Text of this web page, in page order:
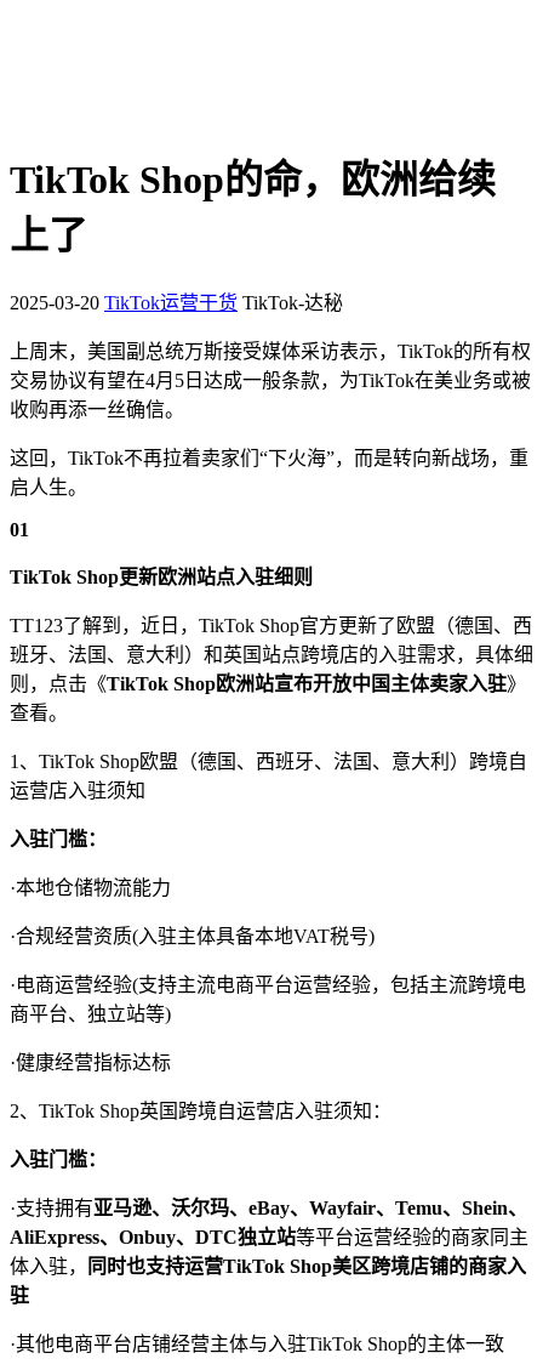
TikTok Shop的命，欧洲给续
上了
2025-03-20 TikTok运营干货 TikTok-达秘
上周末，美国副总统万斯接受媒体采访表示，TikTok的所有权
交易协议有望在4月5日达成一般条款，为TikTok在美业务或被
收购再添一丝确信。
这回，TikTok不再拉着卖家们“下火海”，而是转向新战场，重
启人生。
01
TikTok Shop更新欧洲站点入驻细则
TT123了解到，近日，TikTok Shop官方更新了欧盟（德国、西
班牙、法国、意大利）和英国站点跨境店的入驻需求，具体细
则，点击《TikTok Shop欧洲站宣布开放中国主体卖家入驻》
查看。
1、TikTok Shop欧盟（德国、西班牙、法国、意大利）跨境自
运营店入驻须知
入驻门槛：
·本地仓储物流能力
·合规经营资质(入驻主体具备本地VAT税号)
·电商运营经验(支持主流电商平台运营经验，包括主流跨境电
商平台、独立站等)
·健康经营指标达标
2、TikTok Shop英国跨境自运营店入驻须知：
入驻门槛：
·支持拥有亚马逊、沃尔玛、eBay、Wayfair、Temu、Shein、
AliExpress、Onbuy、DTC独立站等平台运营经验的商家同主
体入驻，
同时也支持运营TikTok Shop美区跨境店铺的商家入
驻
·其他电商平台店铺经营主体与入驻TikTok Shop的主体一致